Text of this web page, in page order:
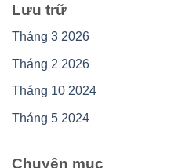
Lưu trữ
Tháng 3 2026
Tháng 2 2026
Tháng 10 2024
Tháng 5 2024
Chuyên mục